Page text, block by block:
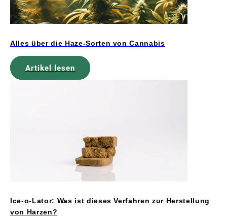
Alles über die Haze-Sorten von Cannabis
Artikel lesen
Ice-o-Lator: Was ist dieses Verfahren zur Herstellung
von Harzen?